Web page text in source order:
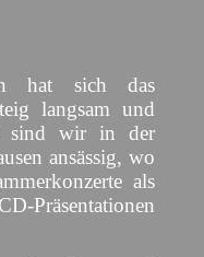
hat sich das
langsam und
sind wir in der
ansässig, wo
als